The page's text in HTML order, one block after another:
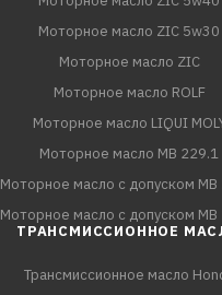
Моторное масло ZIC 5w30
Моторное масло ZIC
Моторное масло ROLF
Моторное масло LIQUI
Моторное масло MB 229.1
Моторное масло с допуском MB
Моторное масло с допуском MB
ТРАНСМИССИОННОЕ
Трансмиссионное масло